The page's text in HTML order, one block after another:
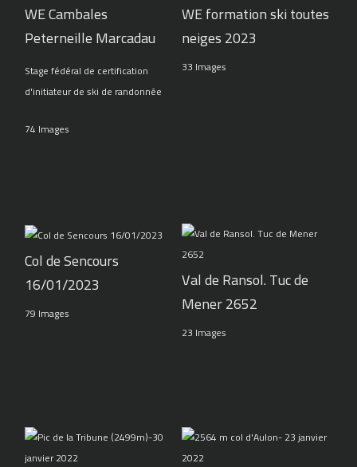
WE Cambales
Peterneille Marcadau
Stage fédéral de certification
d'initiateur de ski de randonnée
74 Images
WE formation ski toutes
neiges 2023
33 Images
Col de Sencours
16/01/2023
79 Images
Val de Ransol. Tuc de
Mener 2652
23 Images